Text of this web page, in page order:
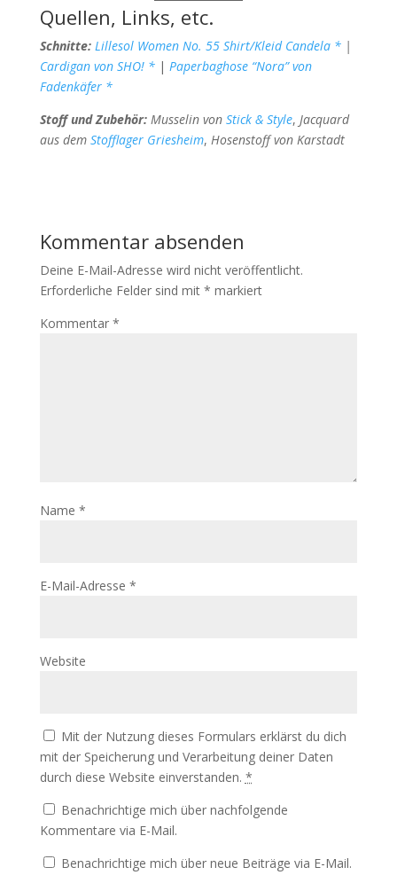
Quellen, Links, etc.
Schnitte: Lillesol Women No. 55 Shirt/Kleid Candela *|
Cardigan von SHO! *| Paperbaghose “Nora” von
Fadenkäfer *
Stoff und Zubehör:Musselin von Stick & Style, Jacquard
aus dem Stofflager Griesheim, Hosenstoff von Karstadt
Kommentar absenden
Deine E-Mail-Adresse wird nicht veröffentlicht.
Erforderliche Felder sind mit * markiert
Kommentar *
Name *
E-Mail-Adresse *
Website
Mit der Nutzung dieses Formulars erklärst du dich
mit der Speicherung und Verarbeitung deiner Daten
durch diese Website einverstanden. *
Benachrichtige mich über nachfolgende
Kommentare via E-Mail.
Benachrichtige mich über neue Beiträge via E-Mail.